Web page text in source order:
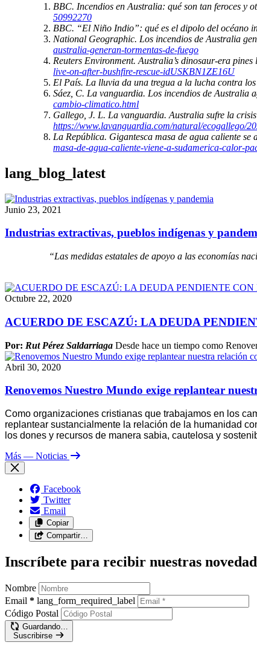
BBC. Incendios en Australia: qué son tan feroces y
50992270
BBC. “El Niño Indio”: qué es el dipolo del océano
National Geographic. Los incendios de Australia
australia-generan-tormentas-de-fuego
Reuters Environment. Australia’s dinosaur-era
live-on-after-bushfire-rescue-idUSKBN1ZE16U
El País. La lluvia da una tregua a la lucha contra
Sáez, C. La vanguardia. Los incendios de Australia
cambio-climatico.html
Gallego, J. L. La vanguardia. Australia sufre la
https://www.lavanguardia.com/natural/ecogallego/
La República. Gigantesca masa de agua caliente
masa-de-agua-caliente-viene-a-sudamerica-calor-
lang_blog_latest
Junio 23, 2021
Industrias extractivas, pueblos indígenas y
“Las medidas estatales de apoyo a las economías
Octubre 22, 2020
ACUERDO DE ESCAZÚ: LA DEUDA
Por: Rut Pérez Saldarriaga Desde hace un tiempo como
Abril 30, 2020
Renovemos Nuestro Mundo exige replantear
Como organizaciones cristianas que trabajamos en los
replantear sustancialmente la relación de la humanidad
los dones y recursos de manera sabia, cautelosa y
Más — Noticias
Facebook
Twitter
Email
Copiar
Compartir…
Inscríbete para recibir nuestras
Nombre
Email * lang_form_required_label
Código Postal
Guardando…
Suscribirse